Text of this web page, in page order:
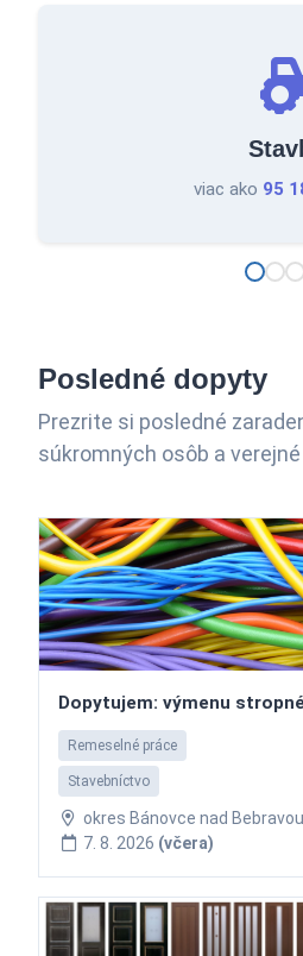
viac ako 95
Posledné dopyty
Prezrite si posledné
súkromných osôb a
Dopytujem: výmenu
Remeselné práce
Stavebníctvo
okres Bánovce nad Bebravou
7. 8. 2026 (včera)